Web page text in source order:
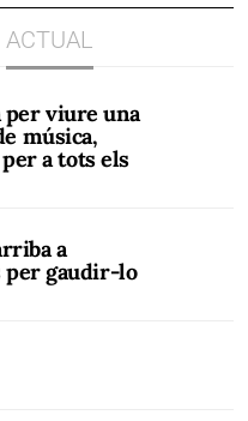
ACTUAL
per viure una
música,
a tots els
a
per gaudir-lo